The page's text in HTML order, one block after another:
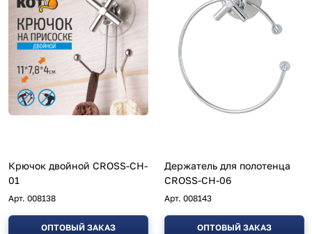
Крючок двойной CROSS-CH-
01
Арт. 008138
ОПТОВЫЙ ЗАКАЗ
Держатель для полотенца
CROSS-CH-06
Арт. 008143
ОПТОВЫЙ ЗАКАЗ